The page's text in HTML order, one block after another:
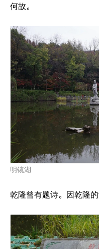
何故。
明镜湖
乾隆曾有题诗。因乾隆